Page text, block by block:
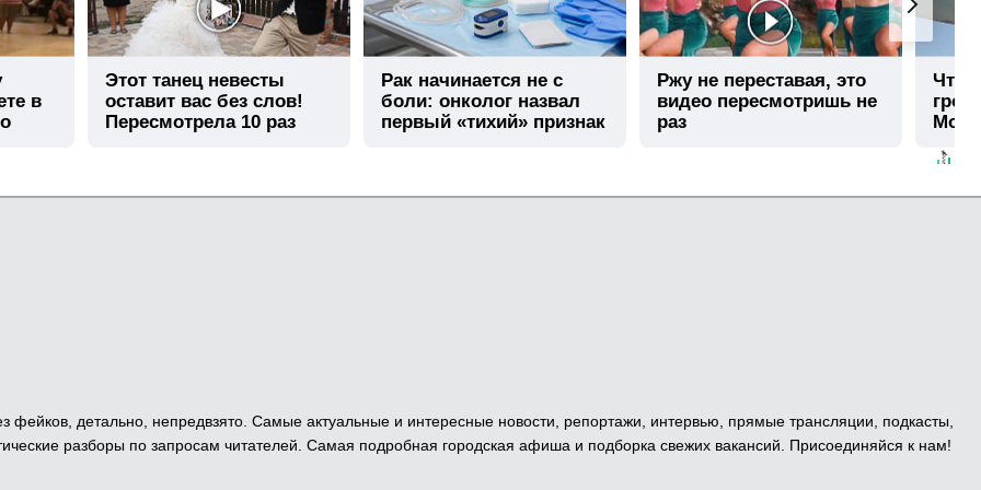
в
Этот танец невесты
оставит вас без слов!
Пересмотрела 10 раз
Рак начинается не с
боли: онколог назвал
первый «тихий» признак
Ржу не переставая, это
видео пересмотришь не
раз
Что
фейков, детально, непредвзято. Самые актуальные и интересные новости, репортажи, интервью, прямые трансляции, подкасты,
разборы по запросам читателей. Самая подробная городская афиша и подборка свежих вакансий. Присоединяйся к нам!